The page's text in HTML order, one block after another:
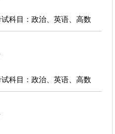
科目：政治、英语、高数
科目：政治、英语、高数